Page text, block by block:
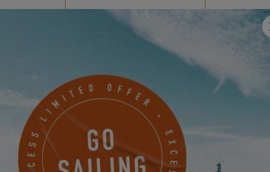
WEBSITE BESUCHEN
SPORT & OUTDOOR